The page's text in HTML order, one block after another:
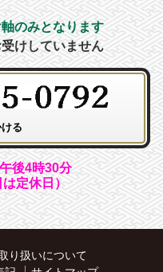
のみとなります
けしていません
後4時30分
定休日）
り扱いについて